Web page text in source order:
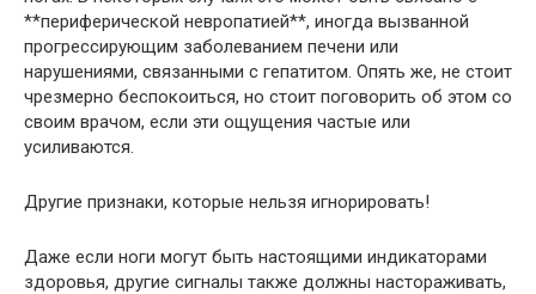
**периферической невропатией**, иногда вызванной
прогрессирующим заболеванием печени или
нарушениями, связанными с гепатитом. Опять же, не стоит
чрезмерно беспокоиться, но стоит поговорить об этом со
своим врачом, если эти ощущения частые или
усиливаются.
Другие признаки, которые нельзя игнорировать!
Даже если ноги могут быть настоящими индикаторами
здоровья, другие сигналы также должны настораживать,